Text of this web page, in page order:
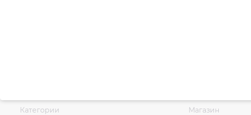
Категории Магазин